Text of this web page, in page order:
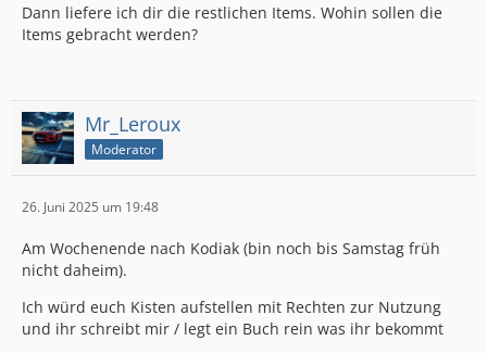
Dann liefere ich dir die restlichen Items. Wohin sollen die
Items gebracht werden?
Mr_Leroux
Moderator
26. Juni 2025 um 19:48
Am Wochenende nach Kodiak (bin noch bis Samstag früh
nicht daheim).
Ich würd euch Kisten aufstellen mit Rechten zur Nutzung
und ihr schreibt mir / legt ein Buch rein was ihr bekommt